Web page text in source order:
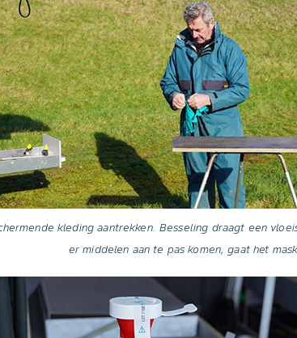
kleding aantrekken. Besseling draagt een
er middelen aan te pas komen, gaat het